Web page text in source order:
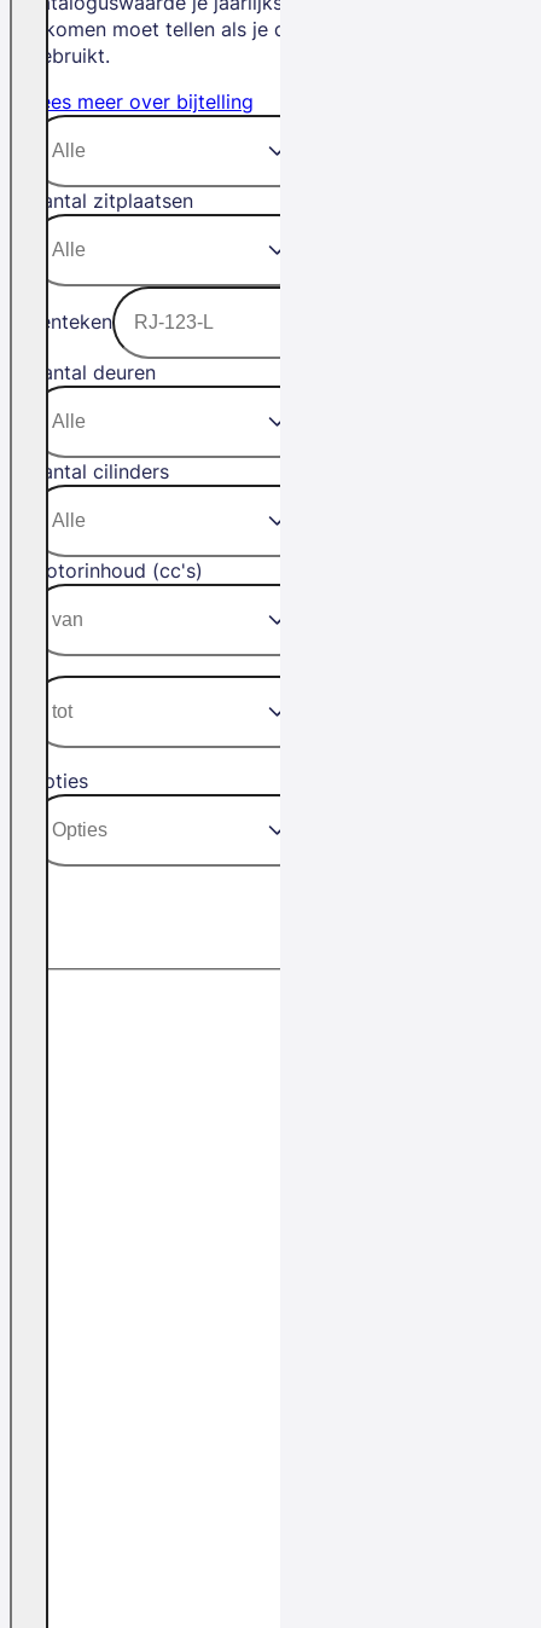
inkomen moet tellen als je de auto privé
gebruikt.
Lees meer over bijtelling
Aantal zitplaatsen
Kenteken
Aantal deuren
Aantal cilinders
Motorinhoud (cc's)
Opties